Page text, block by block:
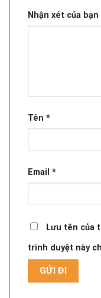
Nhận xét của bạn
Tên *
Email *
Lưu tên của
trình duyệt này